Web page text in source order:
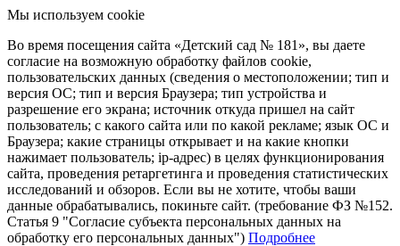
Мы используем cookie
Во время посещения сайта «Детский сад № 181», вы даете
согласие на возможную обработку файлов cookie,
пользовательских данных (сведения о местоположении; тип и
версия ОС; тип и версия Браузера; тип устройства и
разрешение его экрана; источник откуда пришел на сайт
пользователь; с какого сайта или по какой рекламе; язык ОС и
Браузера; какие страницы открывает и на какие кнопки
нажимает пользователь; ip-адрес) в целях функционирования
сайта, проведения ретаргетинга и проведения статистических
исследований и обзоров. Если вы не хотите, чтобы ваши
данные обрабатывались, покиньте сайт. (требование ФЗ №152.
Статья 9 "Согласие субъекта персональных данных на
обработку его персональных данных") Подробнее